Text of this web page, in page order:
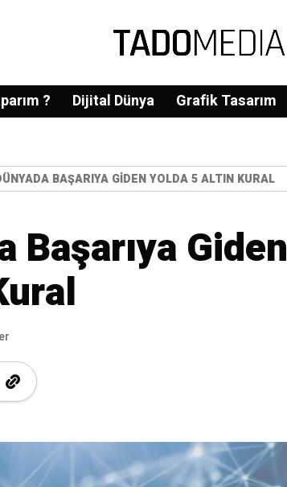
? Dijital Dünya Grafik Tasarım
BAŞARIYA GIDEN YOLDA 5 ALTIN KURAL
Başarıya Giden